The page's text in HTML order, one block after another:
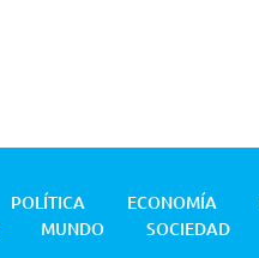
POLÍTICA ECONOMÍA
MUNDO SOCIEDAD